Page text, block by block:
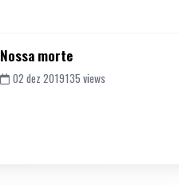
Nossa morte
02 dez 2019135 views